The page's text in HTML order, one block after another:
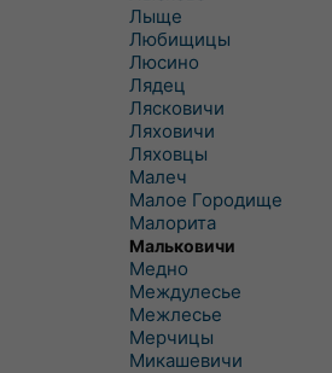
Лыще
Любищицы
Люсино
Лядец
Лясковичи
Ляховичи
Ляховцы
Малеч
Малое Городище
Малорита
Мальковичи
Медно
Междулесье
Межлесье
Мерчицы
Микашевичи